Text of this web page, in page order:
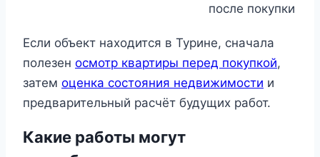
после покупки
Если объект находится в Турине, сначала
полезен осмотр квартиры перед покупкой,
затем оценка состояния недвижимости и
предварительный расчёт будущих работ.
Какие работы могут